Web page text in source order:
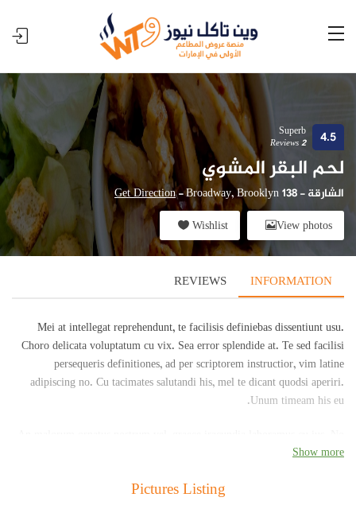
4.5
Superb
2 Reviews
لحم البقر المشوي
الشارقة-
138 Broadway, Brooklyn
-
Get Direction
View photos
Wishlist
INFORMATION
REVIEWS
Mei at intellegat reprehendunt, te facilisis definiebas dissentiunt usu.
Choro delicata voluptatum cu vix. Sea error splendide at. Te sed facilisi
persequeris definitiones, ad per scriptorem instructior, vim latine
adipiscing no. Cu tacimates salutandi his, mel te dicant quodsi aperiri.
Unum timeam his eu.
pro mazim blandit instructior, sumo voluptaria has et, vide persecuti
Show more
Pictures Listing